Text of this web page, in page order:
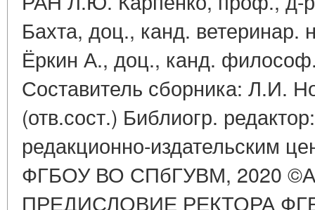
Бахта, доц., канд.
Ёркин А., доц., канд.
Составитель сборника: Л.И.
(отв.сост.) Библиогр.
редакционно-издательским
ФГБОУ ВО СПбГУВМ, 2020
ПРЕДИСЛОВИЕ РЕКТОРА